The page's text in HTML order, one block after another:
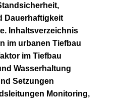
Dauerhaftigkeit
Inhaltsverzeichnis
im urbanen Tiefbau
im Tiefbau
Wasserhaltung
Setzungen
Monitoring,